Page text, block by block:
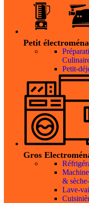
Petit
Petit-
Gros
&
Lave-